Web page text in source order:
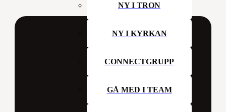
NY I TRON
NY I KYRKAN
CONNECTGRUPP
GÅ MED I TEAM